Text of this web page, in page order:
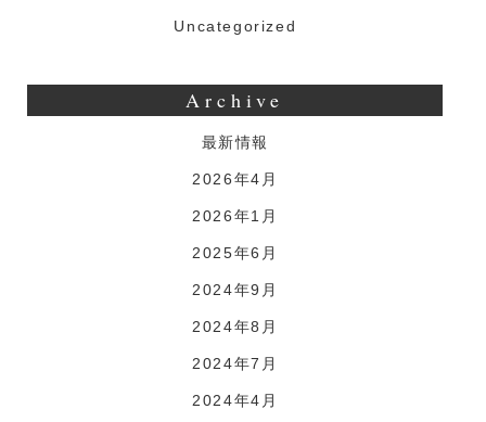
Uncategorized
Archive
最新情報
2026年4月
2026年1月
2025年6月
2024年9月
2024年8月
2024年7月
2024年4月